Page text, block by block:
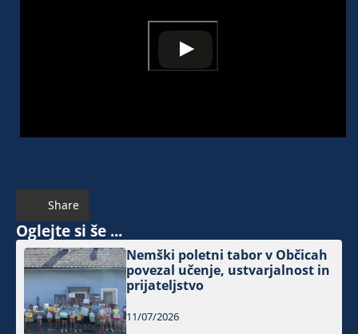
Share
Oglejte si še ...
Nemški poletni tabor v Občicah
povezal učenje, ustvarjalnost in
prijateljstvo
11/07/2026